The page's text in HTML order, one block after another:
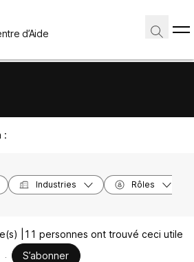
d’Aide
:
Industries Rôles
|
11 personnes ont trouvé ceci utile
S’abonner